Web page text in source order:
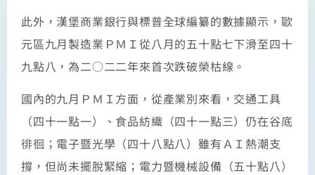
此外，漢堡商業銀行與標普全球編纂的數據顯示，歐
元區九月製造業ＰＭＩ從八月的五十點七下滑至四十
九點八，為二○二二年來首次跌破榮枯線。
國內的九月ＰＭＩ方面，從產業別來看，交通工具
（四十一點一）、食品紡織（四十一點三）仍在谷底
徘徊；電子暨光學（四十八點八）雖有ＡＩ熱潮支
撐，但尚未擺脫緊縮；電力暨機械設備（五十點八）